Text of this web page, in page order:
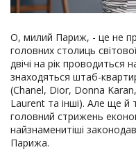
О, милий Париж, - це не
головних столиць
двічі на рік
знаходяться штаб-
(Chanel, Dior, Donna
Laurent та інші). Але ще й
головний стрижень
найзнаменитіші
Парижа.